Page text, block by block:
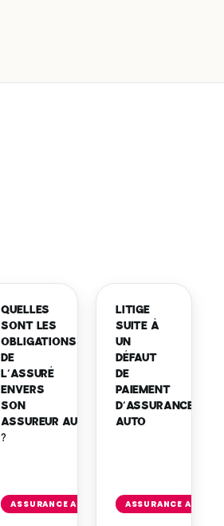
l'article
QUELLES
SONT LES
OBLIGATIONS
DE
L’ASSURÉ
ENVERS
SON
ASSUREUR AUTO
?
ASSURANCE AUTO
l'article
LITIGE
SUITE À
UN
DÉFAUT
DE
PAIEMENT
D’ASSURANCE
AUTO
ASSURANCE AUTO